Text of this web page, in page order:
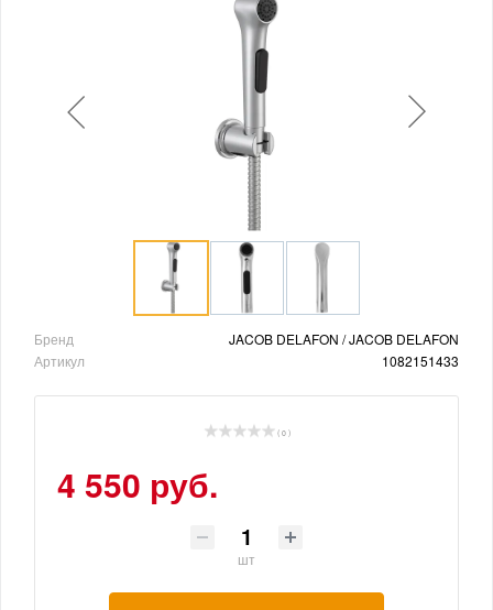
Бренд
JACOB DELAFON / JACOB DELAFON
Артикул
1082151433
( 0 )
4 550 руб.
шт